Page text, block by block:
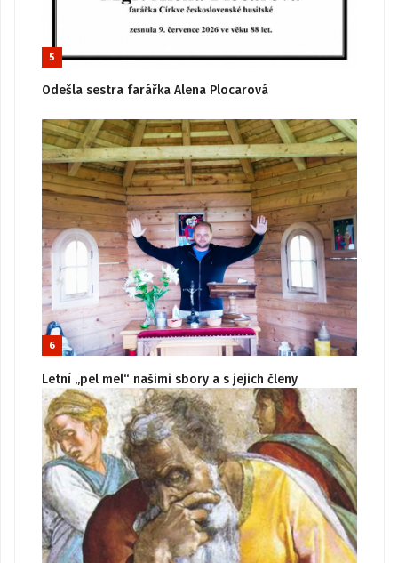
5
Odešla sestra farářka Alena Plocarová
6
Letní „pel mel“ našimi sbory a s jejich členy